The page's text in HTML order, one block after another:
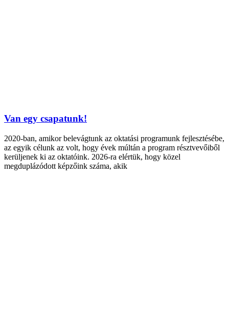
Van egy csapatunk!
2020-ban, amikor belevágtunk az oktatási programunk fejlesztésébe,
az egyik célunk az volt, hogy évek múltán a program résztvevőiből
kerüljenek ki az oktatóink. 2026-ra elértük, hogy közel
megduplázódott képzőink száma, akik